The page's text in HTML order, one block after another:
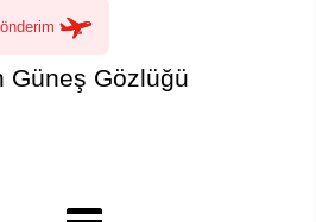
Güneş Gözlüğü